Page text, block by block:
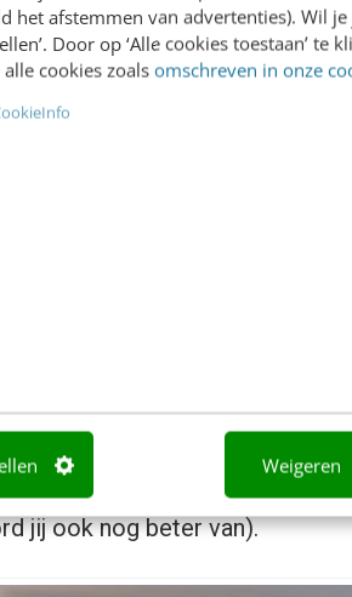
het afstemmen van advertenties). Wil
Door op ‘Alle cookies toestaan’ te
cookies zoals omschreven in onze
Weigeren
functie en mooi salaris,
zal voelen in de organisatie.
over de organisatie,
is: de wens om
toekomstige medewerker:
bij de kern van het
waartoe zijn we met deze
te zeggen: met de
. We
met een stevig
jij ook nog beter van).